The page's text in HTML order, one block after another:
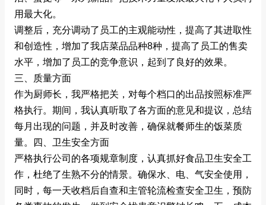
用最大化。
调整后，充分调动了员工的主观能动性，提高了其进取性
和创造性，增加了我店菜品品种8种，提高了员工的售卖
水平，增加了员工的竞争意识，起到了良好的效果。
三、质量方面
作为厨师长，我严格把关，对每个档口的出品按照标准严
格执行。期间，我认真听取了各方面的意见和提议，总结
每月出现的问题，并及时改善，确保就餐师生的饭菜质
量。四、卫生安全方面
严格执行公司的各项规章制度，认真抓好食品卫生安全工
作，杜绝了生熟不分的情景。确保水、电、气安全使用，
同时，每一天收档后自查和主管轮流检查安全卫生，预防